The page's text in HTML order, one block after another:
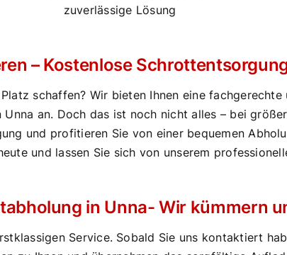
zuverlässige Lösung
– Kostenlose
schaffen? Wir bieten Ihnen eine
an. Doch das ist noch nicht alles – bei
und profitieren Sie von einer bequemen
und lassen Sie sich von unserem
in Unna- Wir kümmern
Service. Sobald Sie uns kontaktiert